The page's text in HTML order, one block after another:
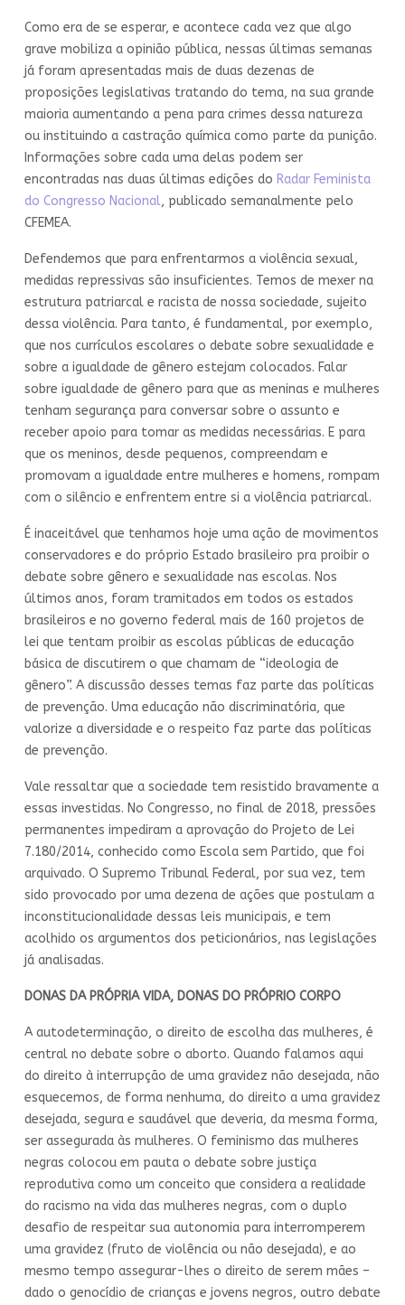
Como era de se esperar, e acontece cada vez que algo
grave mobiliza a opinião pública, nessas últimas semanas
já foram apresentadas mais de duas dezenas de
proposições legislativas tratando do tema, na sua grande
maioria aumentando a pena para crimes dessa natureza
ou instituindo a castração química como parte da punição.
Informações sobre cada uma delas podem ser
encontradas nas duas últimas edições do Radar Feminista
do Congresso Nacional, publicado semanalmente pelo
CFEMEA.
Defendemos que para enfrentarmos a violência sexual,
medidas repressivas são insuficientes. Temos de mexer na
estrutura patriarcal e racista de nossa sociedade, sujeito
dessa violência. Para tanto, é fundamental, por exemplo,
que nos currículos escolares o debate sobre sexualidade e
sobre a igualdade de gênero estejam colocados. Falar
sobre igualdade de gênero para que as meninas e mulheres
tenham segurança para conversar sobre o assunto e
receber apoio para tomar as medidas necessárias. E para
que os meninos, desde pequenos, compreendam e
promovam a igualdade entre mulheres e homens, rompam
com o silêncio e enfrentem entre si a violência patriarcal.
É inaceitável que tenhamos hoje uma ação de movimentos
conservadores e do próprio Estado brasileiro pra proibir o
debate sobre gênero e sexualidade nas escolas. Nos
últimos anos, foram tramitados em todos os estados
brasileiros e no governo federal mais de 160 projetos de
lei que tentam proibir as escolas públicas de educação
básica de discutirem o que chamam de “ideologia de
gênero”. A discussão desses temas faz parte das políticas
de prevenção. Uma educação não discriminatória, que
valorize a diversidade e o respeito faz parte das políticas
de prevenção.
Vale ressaltar que a sociedade tem resistido bravamente a
essas investidas. No Congresso, no final de 2018, pressões
permanentes impediram a aprovação do Projeto de Lei
7.180/2014, conhecido como Escola sem Partido, que foi
arquivado. O Supremo Tribunal Federal, por sua vez, tem
sido provocado por uma dezena de ações que postulam a
inconstitucionalidade dessas leis municipais, e tem
acolhido os argumentos dos peticionários, nas legislações
já analisadas.
DONAS DA PRÓPRIA VIDA, DONAS DO PRÓPRIO CORPO
A autodeterminação, o direito de escolha das mulheres, é
central no debate sobre o aborto. Quando falamos aqui
do direito à interrupção de uma gravidez não desejada, não
esquecemos, de forma nenhuma, do direito a uma gravidez
desejada, segura e saudável que deveria, da mesma forma,
ser assegurada às mulheres. O feminismo das mulheres
negras colocou em pauta o debate sobre justiça
reprodutiva como um conceito que considera a realidade
do racismo na vida das mulheres negras, com o duplo
desafio de respeitar sua autonomia para interromperem
uma gravidez (fruto de violência ou não desejada), e ao
mesmo tempo assegurar-lhes o direito de serem mães –
dado o genocídio de crianças e jovens negros, outro debate